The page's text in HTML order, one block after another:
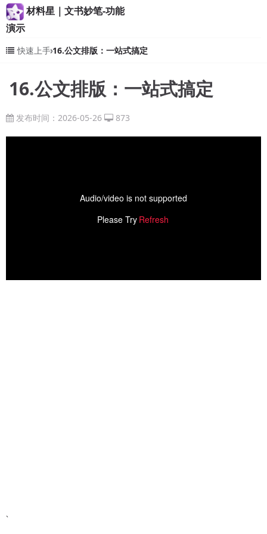
材料星｜文书妙笔-功能
演示
快速上手 16.公文排版：一站式搞定
16.公文排版：一站式搞定
发布时间：2026-05-26 873
Audio/video is not supported
Please Try Refresh
`